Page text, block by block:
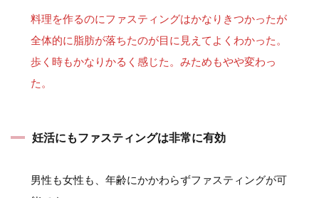
料理を作るのにファスティングはかなりきつかったが
全体的に脂肪が落ちたのが目に見えてよくわかった。
歩く時もかなりかるく感じた。みためもやや変わっ
た。
妊活にもファスティングは非常に有効
男性も女性も、年齢にかかわらずファスティングが可